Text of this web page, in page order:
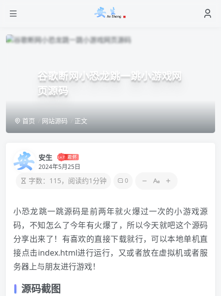
谷歌断网小恐龙跳一跳小游戏网
页源码
首页 网站源码 正文
安生
2024年5月25日
字数：115，阅读约1分钟 0
小恐龙跳一跳源码是前两年就火爆过一次的小游戏源
码，不知怎么了今年有火爆了，所以今天就吧这个源码
分享出来了！有喜欢的直接下载就行，可以本地单机直
接点击index.html进行运行，又或者放在虚拟机或者服
务器上与朋友进行游戏！
源码截图